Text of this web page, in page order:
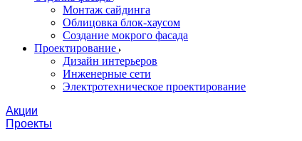
Монтаж сайдинга
Облицовка блок-хаусом
Создание мокрого фасада
Проектирование
Дизайн интерьеров
Инженерные сети
Электротехническое проектирование
Акции
Проекты